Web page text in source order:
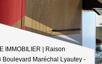
IMMOBILIER | Raison
Boulevard Maréchal Lyautey -